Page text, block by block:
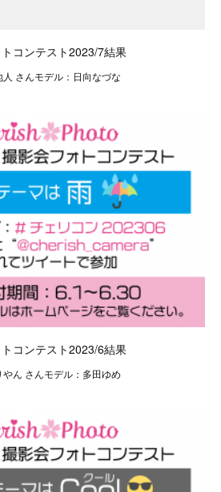
コンテスト2023/7結果
さんモデル：日向なづな
コンテスト2023/6結果
ん さんモデル：多田ゆめ